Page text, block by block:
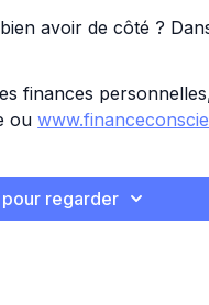
avoir de côté ?
finances
ou
regarder